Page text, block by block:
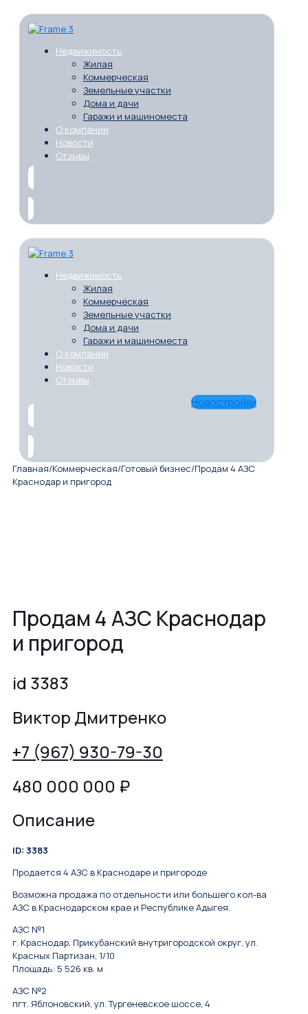
Недвижимость
Жилая
Коммерческая
Земельные участки
Дома и дачи
Гаражи и машиноместа
О компании
Новости
Отзывы
Недвижимость
Жилая
Коммерческая
Земельные участки
Дома и дачи
Гаражи и машиноместа
О компании
Новости
Отзывы
Новостройки
Главная/Коммерческая/Готовый бизнес/Продам 4 АЗС
Краснодар и пригород
Продам 4 АЗС Краснодар
и пригород
id 3383
Виктор Дмитренко
+7 (967) 930-79-30
480 000 000 ₽
Описание
ID: 3383
Продается 4 АЗС в Краснодаре и пригороде
Возможна продажа по отдельности или большего кол-ва
АЗС в Краснодарском крае и Республике Адыгея.
АЗС №1
г. Краснодар, Прикубанский внутригородской округ, ул.
Красных Партизан, 1/10
Площадь: 5 526 кв. м
АЗС №2
пгт. Яблоновский, ул. Тургеневское шоссе, 4